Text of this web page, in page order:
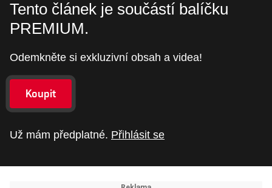
Tento článek je součástí balíčku
PREMIUM.
Odemkněte si exkluzivní obsah a videa!
Koupit
Už mám předplatné. Přihlásit se